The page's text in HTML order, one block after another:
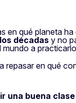
en qué planeta
décadas y no
mundo a
repasar en qué
una buena clase